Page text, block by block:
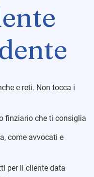
e reti. Non tocca i
finziario che ti consiglia
come avvocati e
per il cliente data